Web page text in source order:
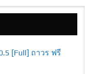
[Full] ถาวร ฟรี